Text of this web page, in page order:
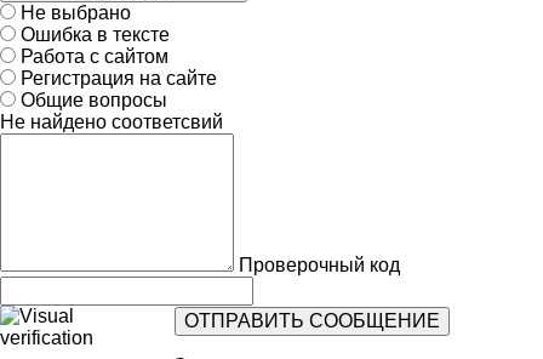
Не выбрано
Ошибка в тексте
Работа с сайтом
Регистрация на сайте
Общие вопросы
Не найдено соответсвий
Проверочный код